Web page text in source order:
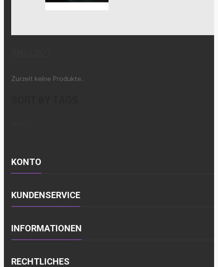
Zurzeit keine Produkte.
KONTO
KUNDENSERVICE
INFORMATIONEN
RECHTLICHES